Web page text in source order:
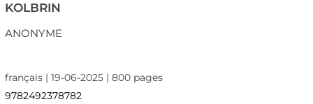
KOLBRIN
ANONYME
français | 19-06-2025 | 800 pages
9782492378782